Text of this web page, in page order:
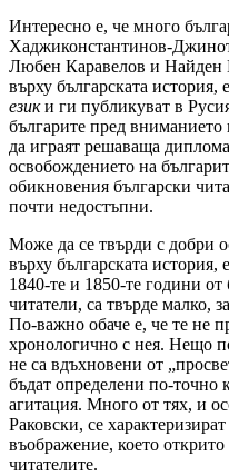
Интересно е, че много
Хаджиконстантинов-
Любен Каравелов и Найден
върху българската история,
езики ги публикуват в
българите пред вниманието
да играят решаваща
освобождението на
обикновения български
почти недостъпни.
Може да се твърди с добри
върху българската история,
1840-те и 1850-те години от
читатели, са твърде малко,
По-важно обаче е, че те не
хронологично с нея. Нещо
не са вдъхновени от
бъдат определени по-точно
агитация. Много от тях, и
Раковски, се
въображение, което
читателите.